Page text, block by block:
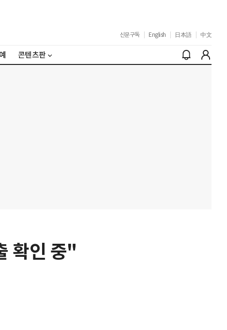
신문구독 English 日本語 中文
콘텐츠판
확인 중"